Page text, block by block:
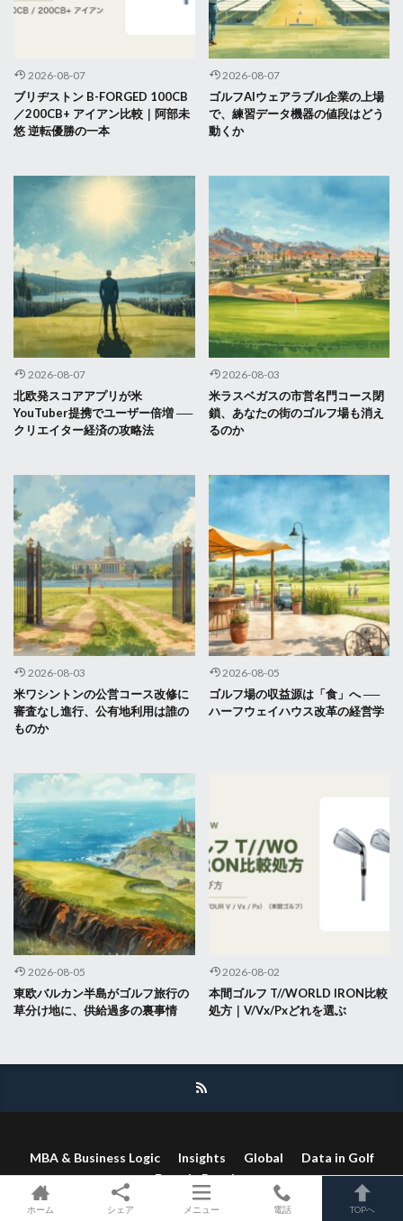
2026-08-07
ブリヂストン B-FORGED 100CB
／200CB+ アイアン比較｜阿部未
悠 逆転優勝の一本
2026-08-07
ゴルフAIウェアラブル企業の上場
で、練習データ機器の値段はどう
動くか
2026-08-07
北欧発スコアアプリが米
YouTuber提携でユーザー倍増 ──
クリエイター経済の攻略法
2026-08-03
米ラスベガスの市営名門コース閉
鎖、あなたの街のゴルフ場も消え
るのか
2026-08-03
米ワシントンの公営コース改修に
審査なし進行、公有地利用は誰の
ものか
2026-08-05
ゴルフ場の収益源は「食」へ ──
ハーフウェイハウス改革の経営学
2026-08-05
東欧バルカン半島がゴルフ旅行の
草分け地に、供給過多の裏事情
2026-08-02
本間ゴルフ T//WORLD IRON比較
処方｜V/Vx/Pxどれを選ぶ
MBA & Business Logic Insights Global
Data in Golf
Data in Running
© Copyright 2026Mirai Logic Design
ホーム シェア メニュー 電話 TOPへ